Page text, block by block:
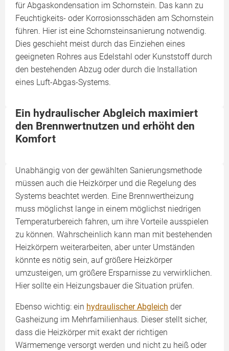
für Abgaskondensation im Schornstein. Das kann zu
Feuchtigkeits- oder Korrosionsschäden am Schornstein
führen. Hier ist eine Schornsteinsanierung notwendig.
Dies geschieht meist durch das Einziehen eines
geeigneten Rohres aus Edelstahl oder Kunststoff durch
den bestehenden Abzug oder durch die Installation
eines Luft-Abgas-Systems.
Ein hydraulischer Abgleich maximiert
den Brennwertnutzen und erhöht den
Komfort
Unabhängig von der gewählten Sanierungsmethode
müssen auch die Heizkörper und die Regelung des
Systems beachtet werden. Eine Brennwertheizung
muss möglichst lange in einem möglichst niedrigen
Temperaturbereich fahren, um ihre Vorteile ausspielen
zu können. Wahrscheinlich kann man mit bestehenden
Heizkörpern weiterarbeiten, aber unter Umständen
könnte es nötig sein, auf größere Heizkörper
umzusteigen, um größere Ersparnisse zu verwirklichen.
Hier sollte ein Heizungsbauer die Situation prüfen.
Ebenso wichtig: ein hydraulischer Abgleich der
Gasheizung im Mehrfamilienhaus. Dieser stellt sicher,
dass die Heizkörper mit exakt der richtigen
Wärmemenge versorgt werden und nicht zu heiß oder